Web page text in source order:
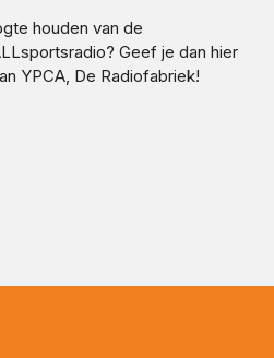
houden van de
? Geef je dan hier
YPCA, De Radiofabriek!